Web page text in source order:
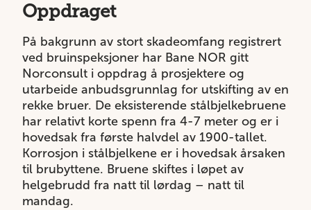
Oppdraget
På bakgrunn av stort skadeomfang registrert
ved bruinspeksjoner har Bane NOR gitt
Norconsult i oppdrag å prosjektere og
utarbeide anbudsgrunnlag for utskifting av en
rekke bruer. De eksisterende stålbjelkebruene
har relativt korte spenn fra 4-7 meter og er i
hovedsak fra første halvdel av 1900-tallet.
Korrosjon i stålbjelkene er i hovedsak årsaken
til brubyttene. Bruene skiftes i løpet av
helgebrudd fra natt til lørdag – natt til
mandag.